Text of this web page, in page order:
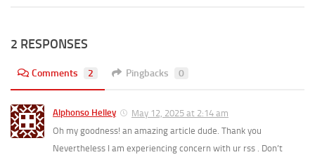
2 RESPONSES
Comments 2 Pingbacks 0
Alphonso Helley
May 12, 2025 at 2:14 am
Oh my goodness! an amazing article dude. Thank you
Nevertheless I am experiencing concern with ur rss . Don’t